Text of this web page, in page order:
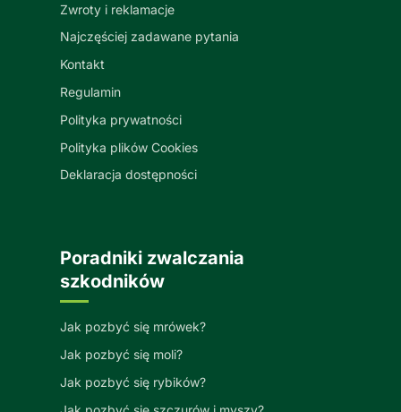
Zwroty i reklamacje
Najczęściej zadawane pytania
Kontakt
Regulamin
Polityka prywatności
Polityka plików Cookies
Deklaracja dostępności
Poradniki zwalczania
szkodników
Jak pozbyć się mrówek?
Jak pozbyć się moli?
Jak pozbyć się rybików?